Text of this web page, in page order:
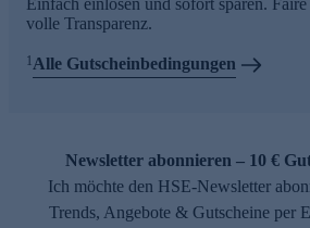
Einfach einlösen und sofort sparen.
volle Transparenz.
1 Alle Gutscheinbedingungen
Newsletter abonnieren – 10 €
Ich möchte den HSE-Newsletter
Trends, Angebote & Gutscheine per